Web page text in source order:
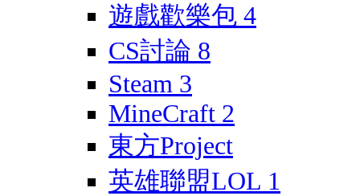
遊戲歡樂包 4
CS討論 8
Steam 3
MineCraft 2
東方Project
英雄聯盟LOL 1